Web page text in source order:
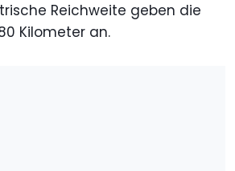
Reichweite geben die
Kilometer an.